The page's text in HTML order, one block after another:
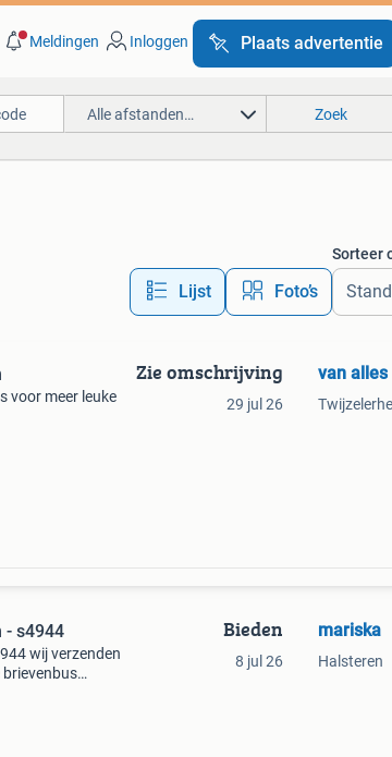
Meldingen Inloggen Plaats advertentie
Alle afstanden… Zoek
Lijst Foto’s
Sorteer
voor meer leuke
Zie omschrijving
29 jul 26
van alles
- s4944
wij verzenden
Bieden
8 jul 26
mariska
Halsteren